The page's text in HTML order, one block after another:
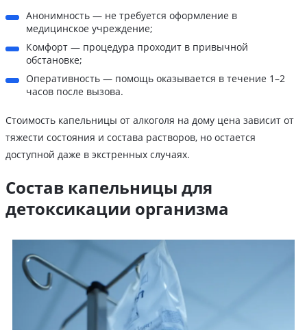
Анонимность — не требуется оформление в
медицинское учреждение;
Комфорт — процедура проходит в привычной
обстановке;
Оперативность — помощь оказывается в течение 1–2
часов после вызова.
Стоимость капельницы от алкоголя на дому цена зависит от
тяжести состояния и состава растворов, но остается
доступной даже в экстренных случаях.
Состав капельницы для
детоксикации организма